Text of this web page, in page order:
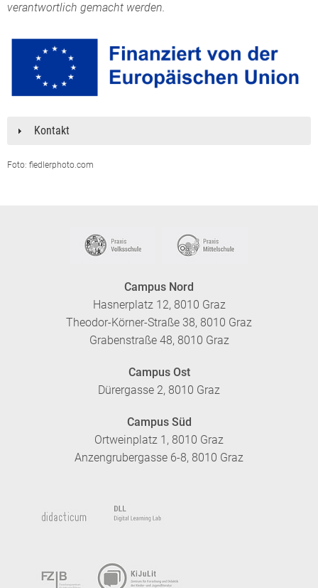
verantwortlich gemacht werden.
Kontakt
Foto: fiedlerphoto.com
Campus Nord
Hasnerplatz 12, 8010 Graz
Theodor-Körner-Straße 38, 8010 Graz
Grabenstraße 48, 8010 Graz
Campus Ost
Dürergasse 2, 8010 Graz
Campus Süd
Ortweinplatz 1, 8010 Graz
Anzengrubergasse 6-8, 8010 Graz